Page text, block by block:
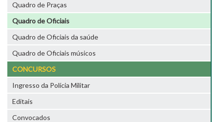
Quadro de Praças
Quadro de Oficiais
Quadro de Oficiais da saúde
Quadro de Oficiais músicos
CONCURSOS
Ingresso da Polícia Militar
Editais
Convocados